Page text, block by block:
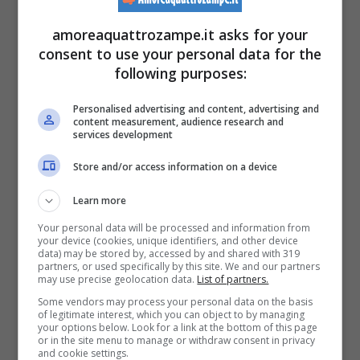
CARATTERISTICHE MORFOLOGICHE
Testa: Leggermente cuneiforme, con il naso
piuttosto corto. Il colore della pelle del naso
deve accordarsi con quello del mantello.
Zigomi alti. Spaccatura marcata sul naso.
Occhi: Le palpebre inferiori sono più rotonde
amoreaquattrozampe.it asks for your
consent to use your personal data for the
following purposes:
Personalised advertising and content, advertising and
content measurement, audience research and
services development
Store and/or access information on a device
Learn more
Your personal data will be processed and information from
your device (cookies, unique identifiers, and other device
data) may be stored by, accessed by and shared with 319
partners, or used specifically by this site. We and our partners
may use precise geolocation data. List of partners.
Some vendors may process your personal data on the basis
of legitimate interest, which you can object to by managing
your options below. Look for a link at the bottom of this page
or in the site menu to manage or withdraw consent in privacy
and cookie settings.